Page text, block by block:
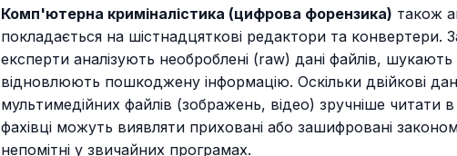
Комп'ютерна криміналістика (цифрова форензика) також
покладається на шістнадцяткові редактори та конвертери.
експерти аналізують необроблені (raw) дані файлів, шукають
відновлюють пошкоджену інформацію. Оскільки двійкові
мультимедійних файлів (зображень, відео) зручніше читати в
фахівці можуть виявляти приховані або зашифровані
непомітні у звичайних програмах.